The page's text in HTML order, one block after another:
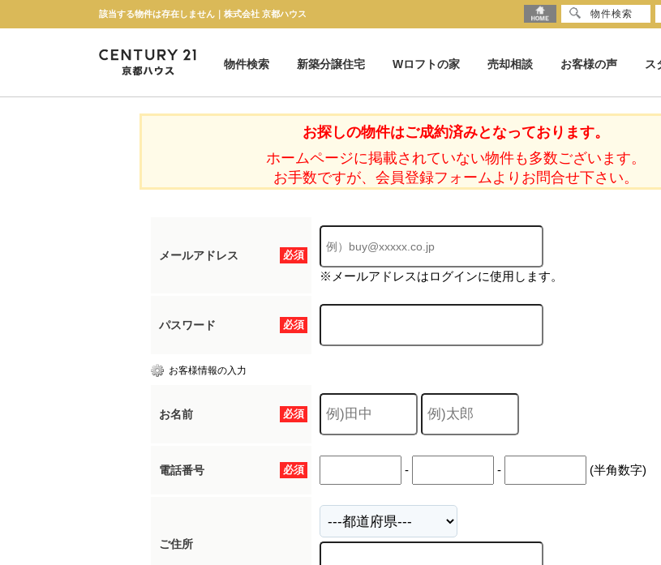
該当する物件は存在しません｜株式会社 京都ハウス
物件検索
新築分譲住宅 Wロフトの家 売却相談 お客様の声 ス
お探しの物件はご成約済みとなっております。
ホームページに掲載されていない物件も多数ございます。
お手数ですが、会員登録フォームよりお問合せ下さい。
必須
メールアドレス
※メールアドレスはログインに使用します。
必須
パスワード
お客様情報の入力
必須
お名前
必須
電話番号 - - (半角数字)
ご住所
物件検索